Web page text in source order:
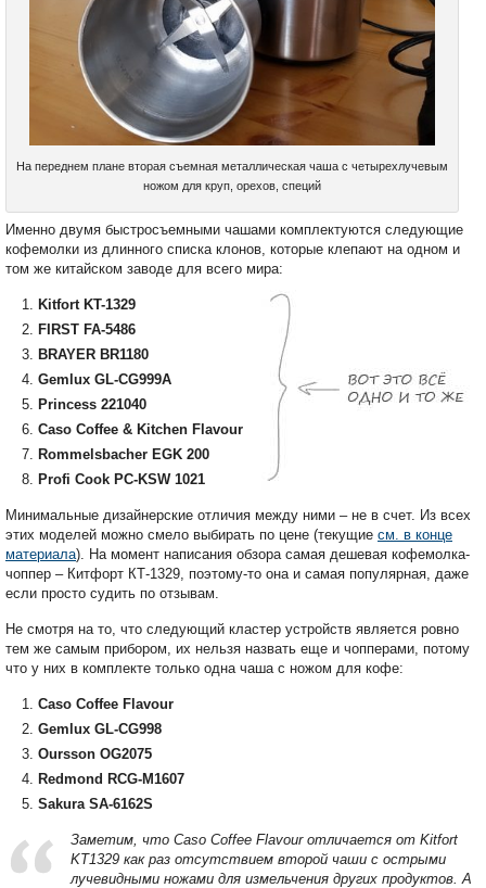
На переднем плане вторая съемная металлическая чаша с четырехлучевым
ножом для круп, орехов, специй
Именно двумя быстросъемными чашами комплектуются следующие
кофемолки из длинного списка клонов, которые клепают на одном и
том же китайском заводе для всего мира:
Kitfort KT-1329
FIRST FA-5486
BRAYER BR1180
Gemlux GL-CG999A
Princess 221040
Caso Coffee & Kitchen Flavour
Rommelsbacher EGK 200
Profi Cook PC-KSW 1021
Минимальные дизайнерские отличия между ними – не в счет. Из всех
этих моделей можно смело выбирать по цене (текущие см. в конце
материала). На момент написания обзора самая дешевая кофемолка-
чоппер – Китфорт КТ-1329, поэтому-то она и самая популярная, даже
если просто судить по отзывам.
Не смотря на то, что следующий кластер устройств является ровно
тем же самым прибором, их нельзя назвать еще и чопперами, потому
что у них в комплекте только одна чаша с ножом для кофе:
Caso Coffee Flavour
Gemlux GL-CG998
Oursson OG2075
Redmond RCG-M1607
Sakura SA-6162S
Заметим, что Caso Coffee Flavour отличается от Kitfort
KT1329 как раз отсутствием второй чаши с острыми
лучевидными ножами для измельчения других продуктов. А